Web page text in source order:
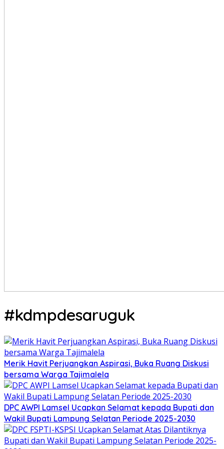
#kdmpdesaruguk
Merik Havit Perjuangkan Aspirasi, Buka Ruang Diskusi
bersama Warga Tajimalela
DPC AWPI Lamsel Ucapkan Selamat kepada Bupati dan
Wakil Bupati Lampung Selatan Periode 2025-2030